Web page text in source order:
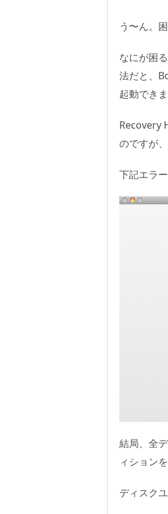
う〜ん。
なにが困
法だと、
起動できま
Recovery
のですが
下記エラ
結局、全
ィション
ディスク